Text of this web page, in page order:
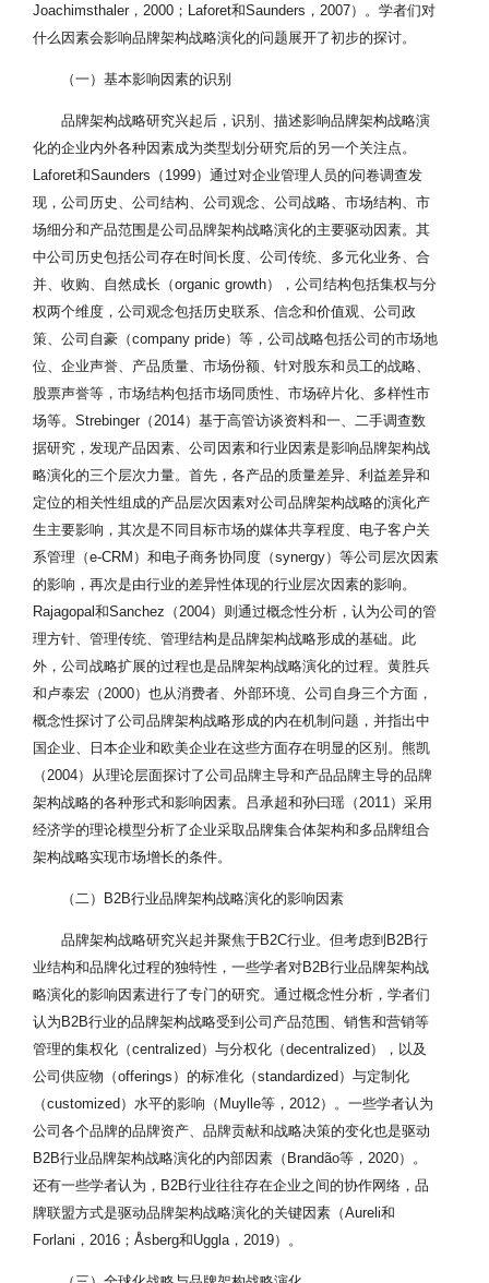
Joachimsthaler，2000；Laforet和Saunders，2007）。学者们对
什么因素会影响品牌架构战略演化的问题展开了初步的探讨。
（一）基本影响因素的识别
品牌架构战略研究兴起后，识别、描述影响品牌架构战略演
化的企业内外各种因素成为类型划分研究后的另一个关注点。
Laforet和Saunders（1999）通过对企业管理人员的问卷调查发
现，公司历史、公司结构、公司观念、公司战略、市场结构、市
场细分和产品范围是公司品牌架构战略演化的主要驱动因素。其
中公司历史包括公司存在时间长度、公司传统、多元化业务、合
并、收购、自然成长（organic growth），公司结构包括集权与分
权两个维度，公司观念包括历史联系、信念和价值观、公司政
策、公司自豪（company pride）等，公司战略包括公司的市场地
位、企业声誉、产品质量、市场份额、针对股东和员工的战略、
股票声誉等，市场结构包括市场同质性、市场碎片化、多样性市
场等。Strebinger（2014）基于高管访谈资料和一、二手调查数
据研究，发现产品因素、公司因素和行业因素是影响品牌架构战
略演化的三个层次力量。首先，各产品的质量差异、利益差异和
定位的相关性组成的产品层次因素对公司品牌架构战略的演化产
生主要影响，其次是不同目标市场的媒体共享程度、电子客户关
系管理（e-CRM）和电子商务协同度（synergy）等公司层次因素
的影响，再次是由行业的差异性体现的行业层次因素的影响。
Rajagopal和Sanchez（2004）则通过概念性分析，认为公司的管
理方针、管理传统、管理结构是品牌架构战略形成的基础。此
外，公司战略扩展的过程也是品牌架构战略演化的过程。黄胜兵
和卢泰宏（2000）也从消费者、外部环境、公司自身三个方面，
概念性探讨了公司品牌架构战略形成的内在机制问题，并指出中
国企业、日本企业和欧美企业在这些方面存在明显的区别。熊凯
（2004）从理论层面探讨了公司品牌主导和产品品牌主导的品牌
架构战略的各种形式和影响因素。吕承超和孙曰瑶（2011）采用
经济学的理论模型分析了企业采取品牌集合体架构和多品牌组合
架构战略实现市场增长的条件。
（二）B2B行业品牌架构战略演化的影响因素
品牌架构战略研究兴起并聚焦于B2C行业。但考虑到B2B行
业结构和品牌化过程的独特性，一些学者对B2B行业品牌架构战
略演化的影响因素进行了专门的研究。通过概念性分析，学者们
认为B2B行业的品牌架构战略受到公司产品范围、销售和营销等
管理的集权化（centralized）与分权化（decentralized），以及
公司供应物（offerings）的标准化（standardized）与定制化
（customized）水平的影响（Muylle等，2012）。一些学者认为
公司各个品牌的品牌资产、品牌贡献和战略决策的变化也是驱动
B2B行业品牌架构战略演化的内部因素（Brandão等，2020）。
还有一些学者认为，B2B行业往往存在企业之间的协作网络，品
牌联盟方式是驱动品牌架构战略演化的关键因素（Aureli和
Forlani，2016；Åsberg和Uggla，2019）。